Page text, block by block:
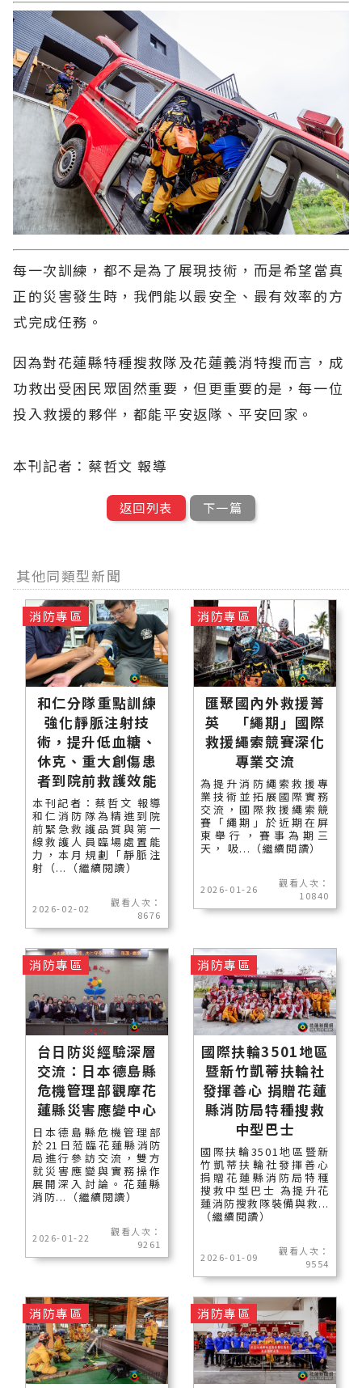
每一次訓練，都不是為了展現技術，而是希望當真
正的災害發生時，我們能以最安全、最有效率的方
式完成任務。
因為對花蓮縣特種搜救隊及花蓮義消特搜而言，成
功救出受困民眾固然重要，但更重要的是，每一位
投入救援的夥伴，都能平安返隊、平安回家。
本刊記者：蔡哲文 報導
返回列表 下一篇
其他同類型新聞
和仁分隊重點訓練
強化靜脈注射技
術，提升低血糖、
休克、重大創傷患
者到院前救護效能
本刊記者：蔡哲文 報導
和仁消防隊為精進到院
前緊急救護品質與第一
線救護人員臨場處置能
力，本月規劃「靜脈注
射（...（繼續閱讀）
2026-02-02
觀看人次：
8676
消防專區
匯聚國內外救援菁
英 「繩期」國際
救援繩索競賽深化
專業交流
為提升消防繩索救援專
業技術並拓展國際實務
交流，國際救援繩索競
賽「繩期」於近期在屏
東舉行，賽事為期三
天， 吸...（繼續閱讀）
2026-01-26
觀看人次：
10840
消防專區
台日防災經驗深層
交流：日本德島縣
危機管理部觀摩花
蓮縣災害應變中心
日本德島縣危機管理部
於21日蒞臨花蓮縣消防
局進行參訪交流，雙方
就災害應變與實務操作
展開深入討論。花蓮縣
消防...（繼續閱讀）
2026-01-22
觀看人次：
9261
消防專區
國際扶輪3501地區
暨新竹凱蒂扶輪社
發揮善心 捐贈花蓮
縣消防局特種搜救
中型巴士
國際扶輪3501地區暨新
竹凱蒂扶輪社發揮善心
捐贈花蓮縣消防局特種
搜救中型巴士 為提升花
蓮消防搜救隊裝備與救...
（繼續閱讀）
2026-01-09
觀看人次：
9554
消防專區
消防專區 消防專區